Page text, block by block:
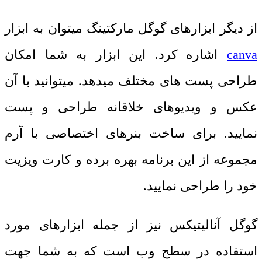
از دیگر ابزارهای گوگل مارکتینگ میتوان به ابزار
canva اشاره کرد. این ابزار به شما امکان
طراحی پست های مختلف میدهد. میتوانید با آن
عکس و ویدیوهای خلاقانه طراحی و پست
نمایید. برای ساخت بنرهای اختصاصی با آرم
مجموعه از این برنامه بهره برده و کارت ویزیت
خود را طراحی نمایید.
گوگل آنالیتیکس نیز از جمله ابزارهای مورد
استفاده در سطح وب است که به شما جهت